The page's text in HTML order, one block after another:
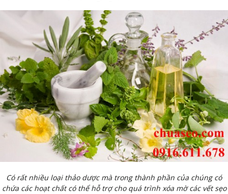
Có rất nhiều loại thảo dược mà trong thành phần của chúng có
chứa các hoạt chất có thể hỗ trợ cho quá trình xóa mờ các vết sẹo